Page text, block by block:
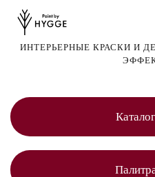
ИНТЕРЬЕРНЫЕ КРАСКИ И